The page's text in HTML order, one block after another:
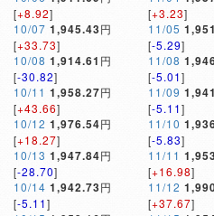
[+8.92]
10/07 1,945.43円
[+33.73]
10/08 1,914.61 円
[-30.82]
10/11 1,958.27円
[+43.66]
10/12 1,976.54円
[+18.27]
10/13 1,947.84円
[-28.70]
10/14 1,942.73円
[-5.11]
[+3.23]
11/05
[-5.29]
11/08
[-5.01]
11/09
[-5.11]
11/10
[-5.83]
11/11
[+16.98]
11/12
[+37.67]